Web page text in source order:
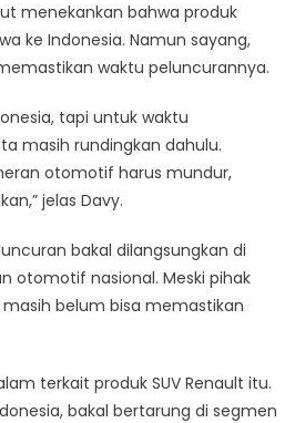
menekankan bahwa produk
ke Indonesia. Namun sayang,
waktu peluncurannya.
tapi untuk waktu
masih rundingkan dahulu.
otomotif harus mundur,
jelas Davy.
bakal dilangsungkan di
otomotif nasional. Meski pihak
belum bisa memastikan
terkait produk SUV Renault itu.
bakal bertarung di segmen